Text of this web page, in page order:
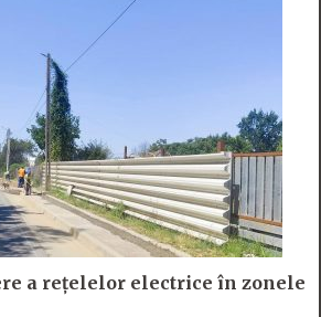
a rețelelor electrice în zonele